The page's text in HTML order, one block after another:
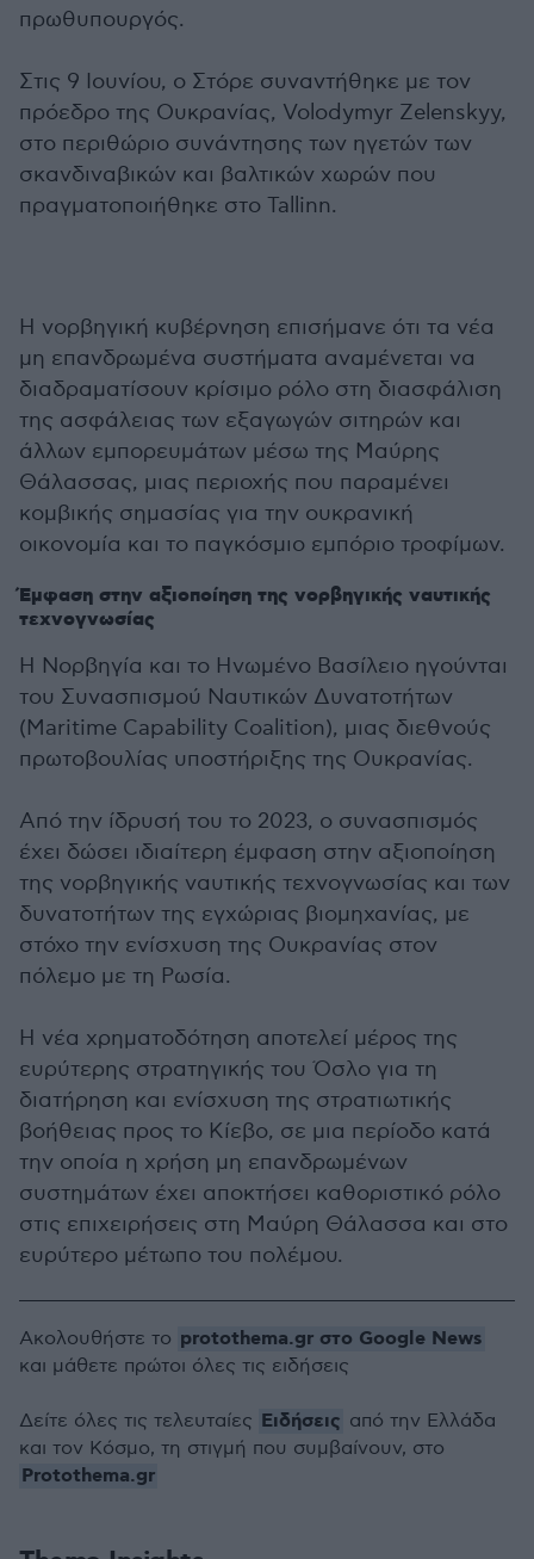
πρωθυπουργός.
Στις 9 Ιουνίου, ο Στόρε συναντήθηκε με τον
πρόεδρο της Ουκρανίας, Volodymyr Zelenskyy,
στο περιθώριο συνάντησης των ηγετών των
σκανδιναβικών και βαλτικών χωρών που
πραγματοποιήθηκε στο Tallinn.
Η νορβηγική κυβέρνηση επισήμανε ότι τα νέα
μη επανδρωμένα συστήματα αναμένεται να
διαδραματίσουν κρίσιμο ρόλο στη διασφάλιση
της ασφάλειας των εξαγωγών σιτηρών και
άλλων εμπορευμάτων μέσω της Μαύρης
Θάλασσας, μιας περιοχής που παραμένει
κομβικής σημασίας για την ουκρανική
οικονομία και το παγκόσμιο εμπόριο τροφίμων.
Έμφαση στην αξιοποίηση της νορβηγικής ναυτικής
τεχνογνωσίας
Η Νορβηγία και το Ηνωμένο Βασίλειο ηγούνται
του Συνασπισμού Ναυτικών Δυνατοτήτων
(Maritime Capability Coalition), μιας διεθνούς
πρωτοβουλίας υποστήριξης της Ουκρανίας.
Από την ίδρυσή του το 2023, ο συνασπισμός
έχει δώσει ιδιαίτερη έμφαση στην αξιοποίηση
της νορβηγικής ναυτικής τεχνογνωσίας και των
δυνατοτήτων της εγχώριας βιομηχανίας, με
στόχο την ενίσχυση της Ουκρανίας στον
πόλεμο με τη Ρωσία.
Η νέα χρηματοδότηση αποτελεί μέρος της
ευρύτερης στρατηγικής του Όσλο για τη
διατήρηση και ενίσχυση της στρατιωτικής
βοήθειας προς το Κίεβο, σε μια περίοδο κατά
την οποία η χρήση μη επανδρωμένων
συστημάτων έχει αποκτήσει καθοριστικό ρόλο
στις επιχειρήσεις στη Μαύρη Θάλασσα και στο
ευρύτερο μέτωπο του πολέμου.
Ακολουθήστε το protothema.gr στο Google News
και μάθετε πρώτοι όλες τις ειδήσεις
Δείτε όλες τις τελευταίες Ειδήσεις από την Ελλάδα
και τον Κόσμο, τη στιγμή που συμβαίνουν, στο
Protothema.gr